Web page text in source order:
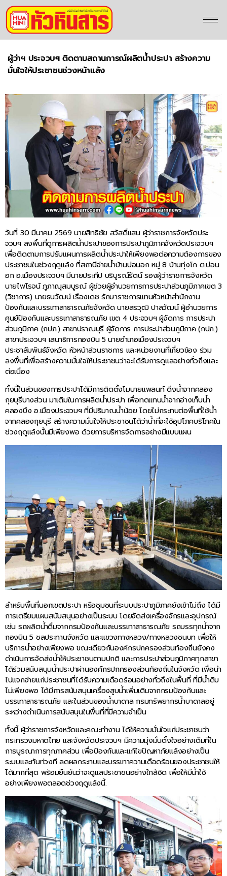
ผู้ว่าฯ ประจวบฯ ติดตามสถานการณ์ผลิตน้ำประปา สร้างความ
มั่นใจให้ประชาชนช่วงหน้าแล้ง
วันที่ 30 มีนาคม 2569 นายสิทธิชัย สวัสดิ์แสน ผู้ว่าราชการจังหวัดประ
จวบฯ ลงพื้นที่ดูการผลิตน้ำประปาของการประปาภูมิภาคจังหวัดประจวบฯ
เพื่อติดตามการปรับแผนการผลิตน้ำประปาให้เพียงพอต่อความต้องการของ
ประชาชนในช่วงฤดูแล้ง ที่สถานีจ่ายน้ำบ้านบ่อนอก หมู่ 8 บ้านทุ่งโก ต.บ่อน
อก อ.เมืองประจวบฯ มีนายประทีป บริบูรณ์รัตน์ รองผู้ว่าราชการจังหวัด
นายไพโรจน์ ภูภาณุสมบูรณ์ ผู้ช่วยผู้อำนวยการการประปาส่วนภูมิภาคเขต 3
(วิชาการ) นายธนวัฒน์ เรืองเดช รักษาราชการแทนหัวหน้าสำนักงาน
ป้องกันและบรรเทาสาธารณภัยจังหวัด นายสรวุฒิ ปาลวัฒน์ ผู้อำนวยการ
ศูนย์ป้องกันและบรรเทาสาธารณภัย เขต 4 ประจวบฯ ผู้จัดการ การประปา
ส่วนภูมิภาค (กปภ.) สาขาปราณบุรี ผู้จัดการ การประปาส่วนภูมิภาค (กปภ.)
สาขาประจวบฯ เสนาธิการกองบิน 5 นายอำเภอเมืองประจวบฯ
ประชาสัมพันธ์จังหวัด หัวหน้าส่วนราชการ และหน่วยงานที่เกี่ยวข้อง ร่วม
ลงพื้นที่เพื่อสร้างความมั่นใจให้ประชาชนว่าจะได้รับการดูแลอย่างทั่วถึงและ
ต่อเนื่อง
ทั้งนี้ในส่วนของการประปาได้มีการติดตั้งโมบายแพลนท์ ดึงน้ำจากคลอง
กุยบุรีบางส่วน มาเติมในการผลิตน้ำประปา เพื่อทดแทนน้ำจากอ่างเก็บน้ำ
คลองบึง อ.เมืองประจวบฯ ที่มีปริมาณน้ำน้อย โดยไม่กระทบต่อพื้นที่ใช้น้ำ
จากคลองกุยบุรี สร้างความมั่นใจให้ประชาชนได้ว่าน้ำที่จะใช้อุปโภคบริโภคใน
ช่วงฤดูแล้งนั้นมีเพียงพอ ด้วยการบริหารจัดการอย่างมีแบบแผน
สำหรับพื้นที่นอกเขตประปา หรือชุมชนที่ระบบประปาภูมิภาคยังเข้าไม่ถึง ได้มี
การเตรียมแผนสนับสนุนอย่างเป็นระบบ โดยจัดส่งเครื่องจักรและอุปกรณ์
เช่น รถผลิตน้ำดื่มจากกรมป้องกันและบรรเทาสาธารณภัย รถบรรทุกน้ำจาก
กองบิน 5 ชลประทานจังหวัด และแขวงทางหลวง/ทางหลวงชนบท เพื่อให้
บริการน้ำอย่างเพียงพอ ขณะเดียวกันองค์กรปกครองส่วนท้องถิ่นยังคง
ดำเนินการจัดส่งน้ำให้ประชาชนตามปกติ และการประปาส่วนภูมิภาคทุกสาขา
ได้ร่วมสนับสนุนน้ำประปาผ่านองค์กรปกครองส่วนท้องถิ่นในจังหวัด เพื่อนำ
ไปแจกจ่ายแก่ประชาชนที่ได้รับความเดือดร้อนอย่างทั่วถึงในพื้นที่ ที่มีน้ำดิบ
ไม่เพียงพอ ได้มีการสนับสนุนเครื่องสูบน้ำเพิ่มเติมจากกรมป้องกันและ
บรรเทาสาธารณภัย และในส่วนของน้ำบาดาล กรมทรัพยากรน้ำบาดาลอยู่
ระหว่างดำเนินการสนับสนุนในพื้นที่ที่มีความจำเป็น
ทั้งนี้ ผู้ว่าราชการจังหวัดและคณะทำงาน ได้ให้ความมั่นใจแก่ประชาชนว่า
กระทรวงมหาดไทย และจังหวัดประจวบฯ มีความมุ่งมั่นตั้งใจอย่างเต็มที่ใน
การบูรณาการทุกภาคส่วน เพื่อป้องกันและแก้ไขปัญหาภัยแล้งอย่างเป็น
ระบบและทันท่วงที ลดผลกระทบและบรรเทาความเดือดร้อนของประชาชนให้
ได้มากที่สุด พร้อมยืนยันว่าจะดูแลประชาชนอย่างใกล้ชิด เพื่อให้มีน้ำใช้
อย่างเพียงพอตลอดช่วงฤดูแล้งนี้.